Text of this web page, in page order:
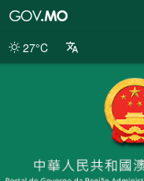
da
27°C